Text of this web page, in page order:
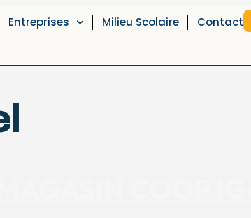
Entreprises Milieu Scolaire Contact